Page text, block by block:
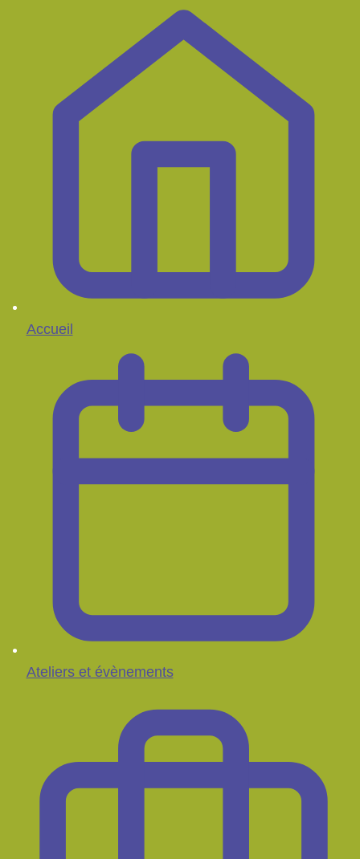
Accueil
Ateliers et évènements